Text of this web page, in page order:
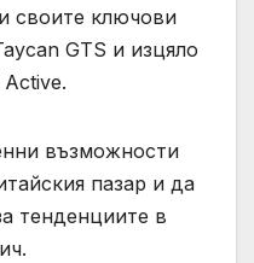
своите ключови
GTS и изцяло
възможности
пазар и да
тенденциите в